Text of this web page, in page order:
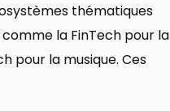
thématiques
la FinTech pour la
pour la musique. Ces